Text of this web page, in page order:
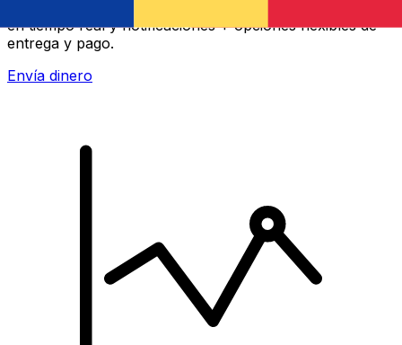
en tiempo real y notificaciones + opciones flexibles de
entrega y pago.
Envía dinero